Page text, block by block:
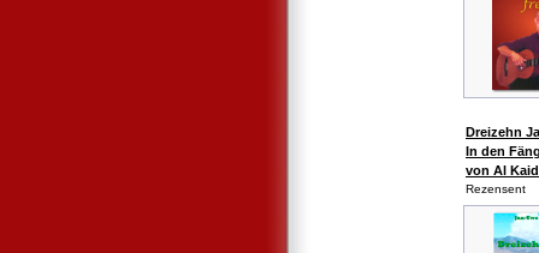
Dreizehn
In den
von Al
Rezensent